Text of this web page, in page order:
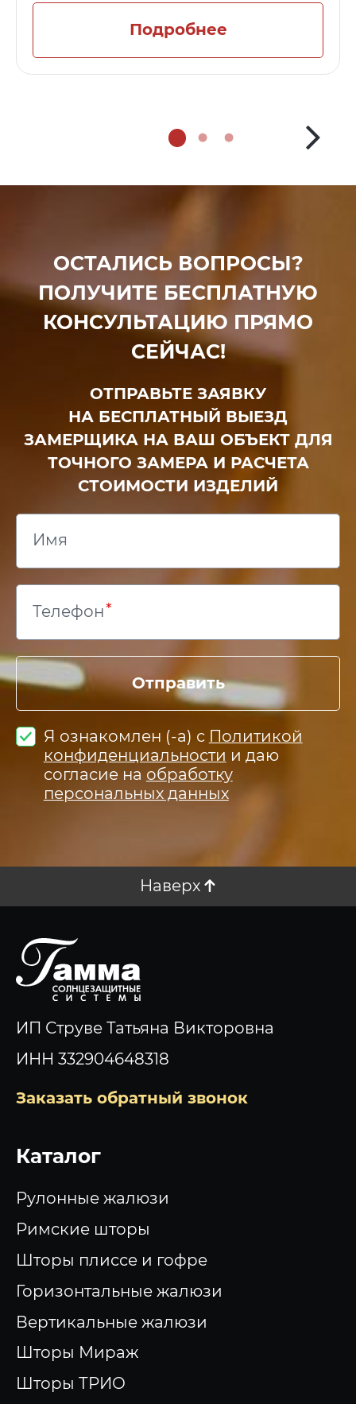
Подробнее
ОСТАЛИСЬ ВОПРОСЫ?
ПОЛУЧИТЕ БЕСПЛАТНУЮ
КОНСУЛЬТАЦИЮ ПРЯМО
СЕЙЧАС!
ОТПРАВЬТЕ ЗАЯВКУ
НА БЕСПЛАТНЫЙ ВЫЕЗД
ЗАМЕРЩИКА НА ВАШ ОБЪЕКТ ДЛЯ
ТОЧНОГО ЗАМЕРА И РАСЧЕТА
СТОИМОСТИ ИЗДЕЛИЙ
Имя
Телефон
Отправить
Я ознакомлен (-а) с Политикой
конфиденциальности и даю
согласие на обработку
персональных данных
Наверх
ИП Струве Татьяна Викторовна
ИНН 332904648318
Заказать обратный звонок
Каталог
Рулонные жалюзи
Римские шторы
Шторы плиссе и гофре
Горизонтальные жалюзи
Вертикальные жалюзи
Шторы Мираж
Шторы ТРИО